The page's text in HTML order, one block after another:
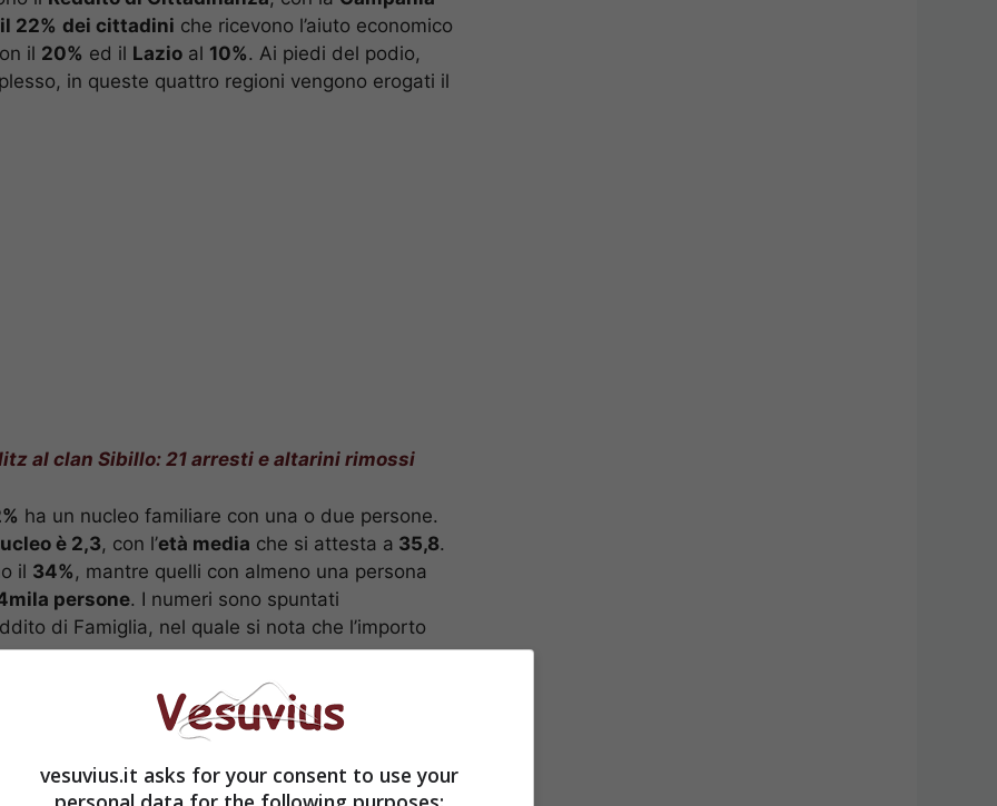
22% dei cittadini che ricevono l’aiuto economico
il 20% ed il Lazio al 10%. Ai piedi del podio,
in queste quattro regioni vengono erogati il
al clan Sibillo: 21 arresti e altarini rimossi
ha un nucleo familiare con una o due persone.
è 2,3, con l’età media che si attesta a 35,8.
il 34% , mantre quelli con almeno una persona
persone. I numeri sono spuntati
di Famiglia, nel quale si nota che l’importo
Campania in testa:
delle famiglie
vesuvius.it asks for your consent to use your